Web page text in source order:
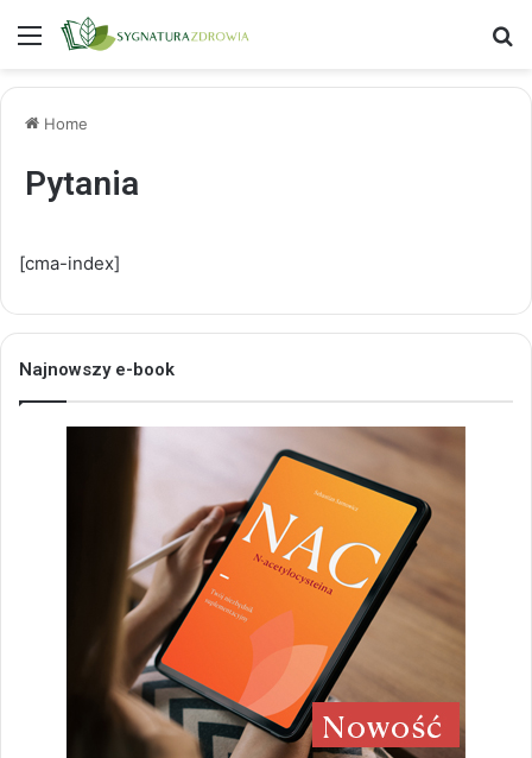
Menu
Home
Pytania
[cma-index]
Najnowszy e-book